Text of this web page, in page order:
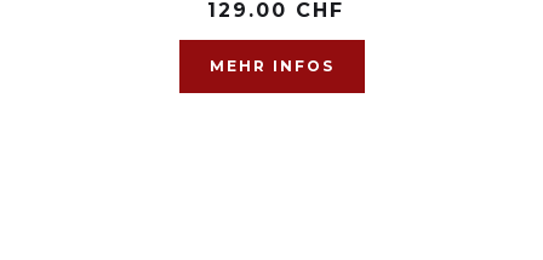
129.00 CHF
MEHR INFOS